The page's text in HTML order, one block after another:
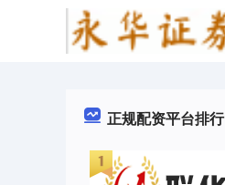
正规配资平台排行